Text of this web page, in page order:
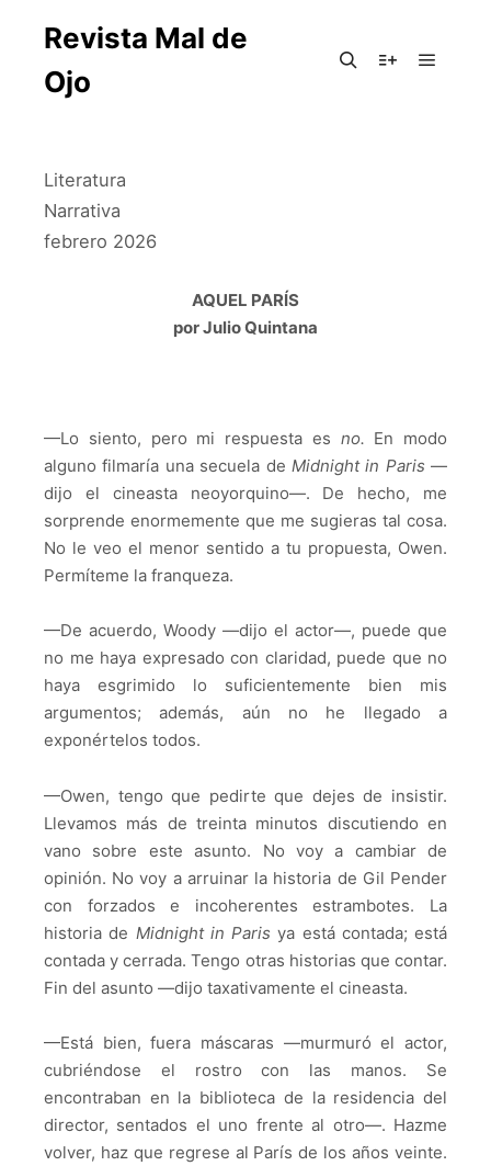
Revista Mal de
Ojo
Literatura
Narrativa
febrero 2026
AQUEL PARÍS
por Julio Quintana
—Lo siento, pero mi respuesta es no. En modo
alguno filmaría una secuela de Midnight in Paris —
dijo el cineasta neoyorquino—. De hecho, me
sorprende enormemente que me sugieras tal cosa.
No le veo el menor sentido a tu propuesta, Owen.
Permíteme la franqueza.
—De acuerdo, Woody —dijo el actor—, puede que
no me haya expresado con claridad, puede que no
haya esgrimido lo suficientemente bien mis
argumentos; además, aún no he llegado a
exponértelos todos.
—Owen, tengo que pedirte que dejes de insistir.
Llevamos más de treinta minutos discutiendo en
vano sobre este asunto. No voy a cambiar de
opinión. No voy a arruinar la historia de Gil Pender
con forzados e incoherentes estrambotes. La
historia de Midnight in Parisya está contada; está
contada y cerrada. Tengo otras historias que contar.
Fin del asunto —dijo taxativamente el cineasta.
—Está bien, fuera máscaras —murmuró el actor,
cubriéndose el rostro con las manos. Se
encontraban en la biblioteca de la residencia del
director, sentados el uno frente al otro—. Hazme
volver, haz que regrese al París de los años veinte.